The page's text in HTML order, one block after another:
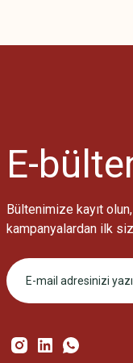
Bu ürüne
E-
Bültenimize kayıt
kampanyalardan ilk